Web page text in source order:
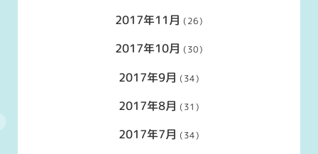
2017年11月 (26)
2017年10月 (30)
2017年9月 (34)
2017年8月 (31)
2017年7月 (34)